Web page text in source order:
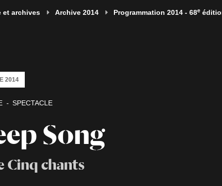
et archives Archive 2014 Programmation 2014 - 68e
Song
Cinq chants
SPECTACLE
2014